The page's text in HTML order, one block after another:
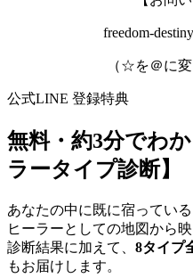
freedom-
（☆を＠に
公式LINE 登録特典
無料・約3分でわ
ラータイプ診断】
あなたの中に既に宿っている
ヒーラーとしての地図から
診断結果に加えて、 8タイプ
もお届けします。